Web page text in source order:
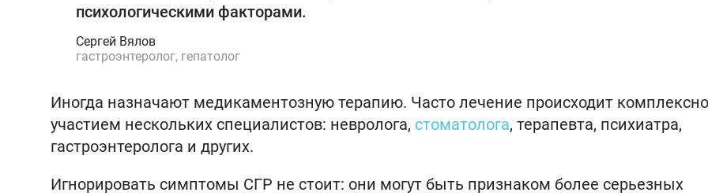
психологическими факторами.
Сергей Вялов
гастроэнтеролог, гепатолог
Иногда назначают медикаментозную терапию. Часто лечение происходит
участием нескольких специалистов: невролога, стоматолога, терапевта, психиатра,
гастроэнтеролога и других.
Игнорировать симптомы СГР не стоит: они могут быть признаком более серьезных